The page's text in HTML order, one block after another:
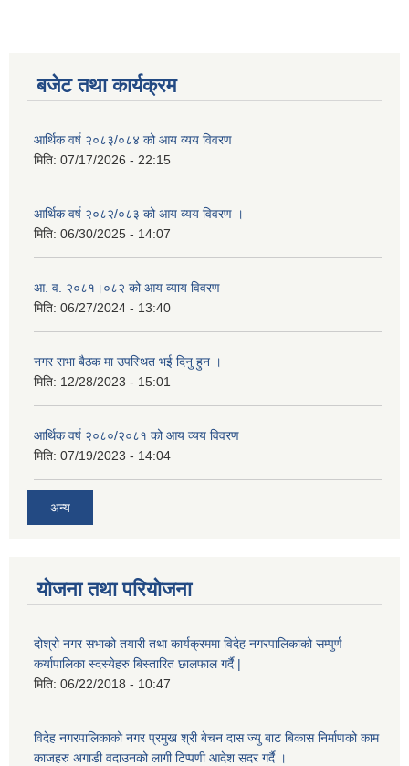
बजेट तथा कार्यक्रम
आर्थिक वर्ष २०८३/०८४ को आय व्यय विवरण
मिति: 07/17/2026 - 22:15
आर्थिक वर्ष २०८२/०८३ को आय व्यय विवरण ।
मिति: 06/30/2025 - 14:07
आ. व. २०८१।०८२ को आय व्याय विवरण
मिति: 06/27/2024 - 13:40
नगर सभा बैठक मा उपस्थित भई दिनु हुन ।
मिति: 12/28/2023 - 15:01
आर्थिक वर्ष २०८०/२०८१ को आय व्यय विवरण
मिति: 07/19/2023 - 14:04
अन्य
योजना तथा परियोजना
दोश्रो नगर सभाको तयारी तथा कार्यक्रममा विदेह नगरपालिकाको सम्पुर्ण
कर्यापालिका स्दस्येहरु बिस्तारित छालफाल गर्दै |
मिति: 06/22/2018 - 10:47
विदेह नगरपालिकाको नगर प्रमुख श्री बेचन दास ज्यु बाट बिकास निर्माणको काम
काजहरु अगाडी वदाउनको लागी टिप्पणी आदेश सदर गर्दै ।